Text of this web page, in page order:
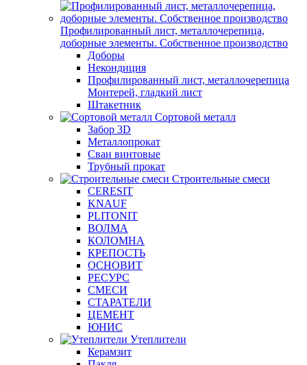
Профилированный лист, металлочерепица,
доборные элементы. Собственное производство
Доборы
Некондиция
Профилированный лист, металлочерепица
Монтерей, гладкий лист
Штакетник
Сортовой металл
Забор 3D
Металлопрокат
Сваи винтовые
Трубный прокат
Строительные смеси
CERESIT
KNAUF
PLITONIT
ВОЛМА
КОЛОМНА
КРЕПОСТЬ
ОСНОВИТ
РЕСУРС
СМЕСИ
СТАРАТЕЛИ
ЦЕМЕНТ
ЮНИС
Утеплители
Керамзит